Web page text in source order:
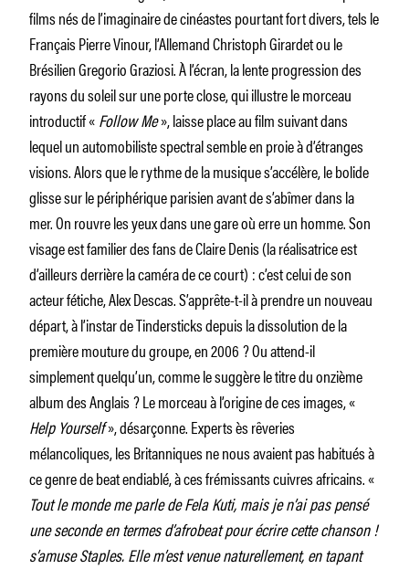
films nés de l’imaginaire de cinéastes pourtant fort divers, tels le
Français Pierre Vinour, l’Allemand Christoph Girardet ou le
Brésilien Gregorio Graziosi. À l’écran, la lente progression des
rayons du soleil sur une porte close, qui illustre le morceau
introductif «Follow Me», laisse place au film suivant dans
lequel un automobiliste spectral semble en proie à d’étranges
visions. Alors que le rythme de la musique s’accélère, le bolide
glisse sur le périphérique parisien avant de s’abîmer dans la
mer. On rouvre les yeux dans une gare où erre un homme. Son
visage est familier des fans de Claire Denis (la réalisatrice est
d’ailleurs derrière la caméra de ce court) : c’est celui de son
acteur fétiche, Alex Descas. S’apprête-t-il à prendre un nouveau
départ, à l’instar de Tindersticks depuis la dissolution de la
première mouture du groupe, en 2006 ? Ou attend-il
simplement quelqu’un, comme le suggère le titre du onzième
album des Anglais ? Le morceau à l’origine de ces images, «
Help Yourself», désarçonne. Experts ès rêveries
mélancoliques, les Britanniques ne nous avaient pas habitués à
ce genre de beat endiablé, à ces frémissants cuivres africains. «
Tout le monde me parle de Fela Kuti, mais je n’ai pas pensé
une seconde en termes d’afrobeat pour écrire cette chanson !
s’amuse Staples. Elle m’est venue naturellement, en tapant